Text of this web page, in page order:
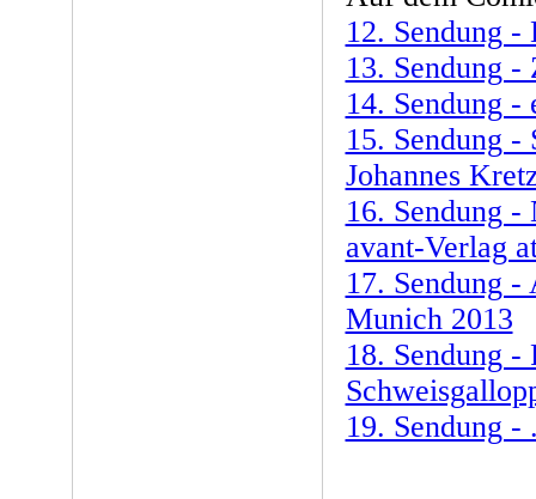
12. Sendung -
13. Sendung
14. Sendung -
15. Sendung
Johannes
16. Sendung -
avant-Verlag
17. Sendung
Munich 2013
18. Sendung
19. Sendung